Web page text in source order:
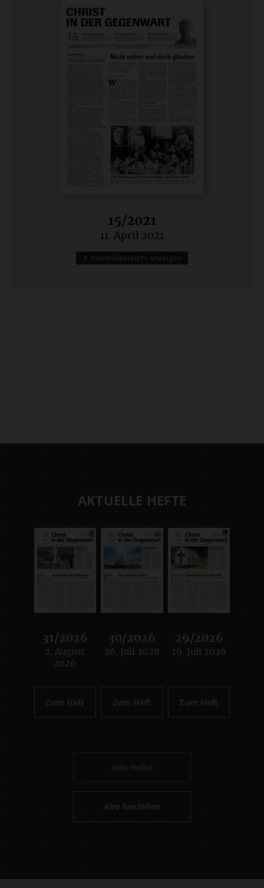
15/2021
:
11. April 2021
Inhaltsübersicht anzeigen
AKTUELLE HEFTE
31/2026
:
2. August
2026
Zum Heft
30/2026
:
26. Juli 2026
Zum Heft
29/2026
:
19. Juli 2026
Zum Heft
Abo bestellen